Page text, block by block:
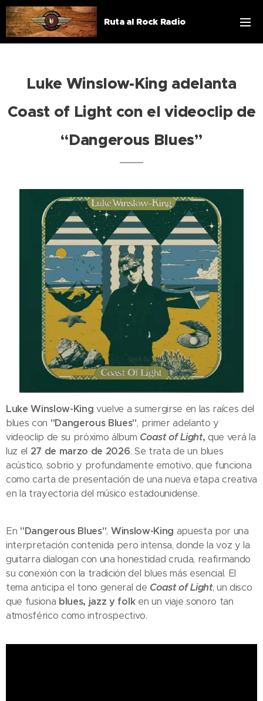
Ruta al Rock Radio
Luke Winslow-King adelanta
Coast of Light con el videoclip de
“Dangerous Blues”
Luke Winslow-King vuelve a sumergirse en las raíces del
blues con "Dangerous Blues", primer adelanto y
videoclip de su próximo álbum Coast of Light, que verá la
luz el 27 de marzo de 2026. Se trata de un blues
acústico, sobrio y profundamente emotivo, que funciona
como carta de presentación de una nueva etapa creativa
en la trayectoria del músico estadounidense.
En "Dangerous Blues", Winslow-King apuesta por una
interpretación contenida pero intensa, donde la voz y la
guitarra dialogan con una honestidad cruda, reafirmando
su conexión con la tradición del blues más esencial. El
tema anticipa el tono general de Coast of Light, un disco
que fusiona blues, jazz y folken un viaje sonoro tan
atmosférico como introspectivo.